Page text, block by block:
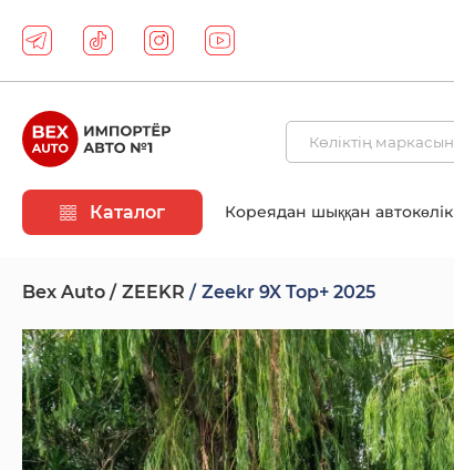
Каталог Кореядан шыққан автокөлік
Bex Auto ZEEKR Zeekr 9X Top+ 2025